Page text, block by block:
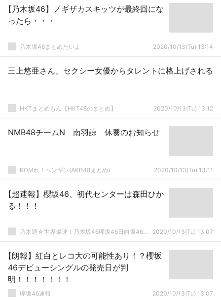
【乃木坂46】ノギザカスキッツが最終回にな
ったら・・・
乃木坂46まとめたいよ 2020/10/13(Tu) 13:14
三上悠亜さん、セクシー女優からタレントに格上げされる
HKTまとめもん【HKT48のまとめ】 2020/10/13(Tu) 13:12
NMB48チームN 南羽諒 休養のお知らせ
ROMれ！ペンギン(AKB48まとめ) 2020/10/13(Tu) 13:11
【超速報】櫻坂46、初代センターは森田ひか
る！！！
乃木通☆世界最速！乃木坂46欅坂46日向坂46速報まとめ 2020/10/13(Tu) 13:07
【朗報】紅白とレコ大の可能性あり！？櫻坂
46デビューシングルの発売日が判
明！！！！！！！
欅坂46速報 2020/10/13(Tu) 13:07